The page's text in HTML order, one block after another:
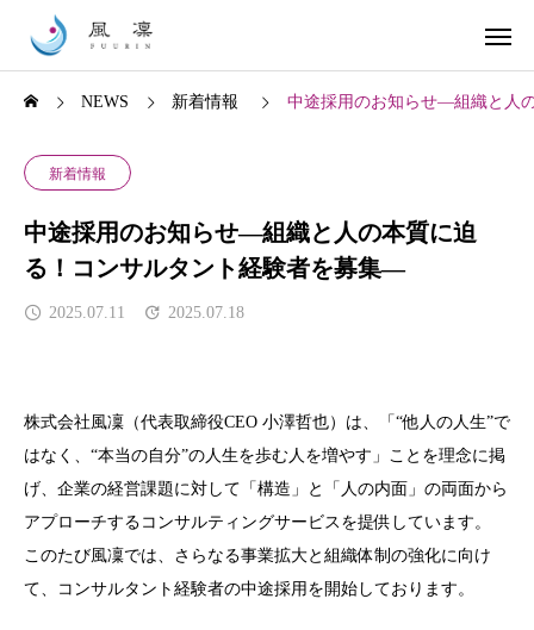
NEWS 新着情報 中途採用のお知らせ―組織と人
新着情報
中途採用のお知らせ―組織と人の本質に迫
る！コンサルタント経験者を募集―
2025.07.11 2025.07.18
株式会社風凜（代表取締役CEO 小澤哲也）は、「 “他人の人生”で
はなく、 “本当の自分”の人生を歩む人を増やす」ことを理念に掲
げ、企業の経営課題に対して「構造」と「人の内面」の両面から
アプローチするコンサルティングサービスを提供しています。
このたび風凜では、さらなる事業拡大と組織体制の強化に向け
て、コンサルタント経験者の中途採用を開始しております。